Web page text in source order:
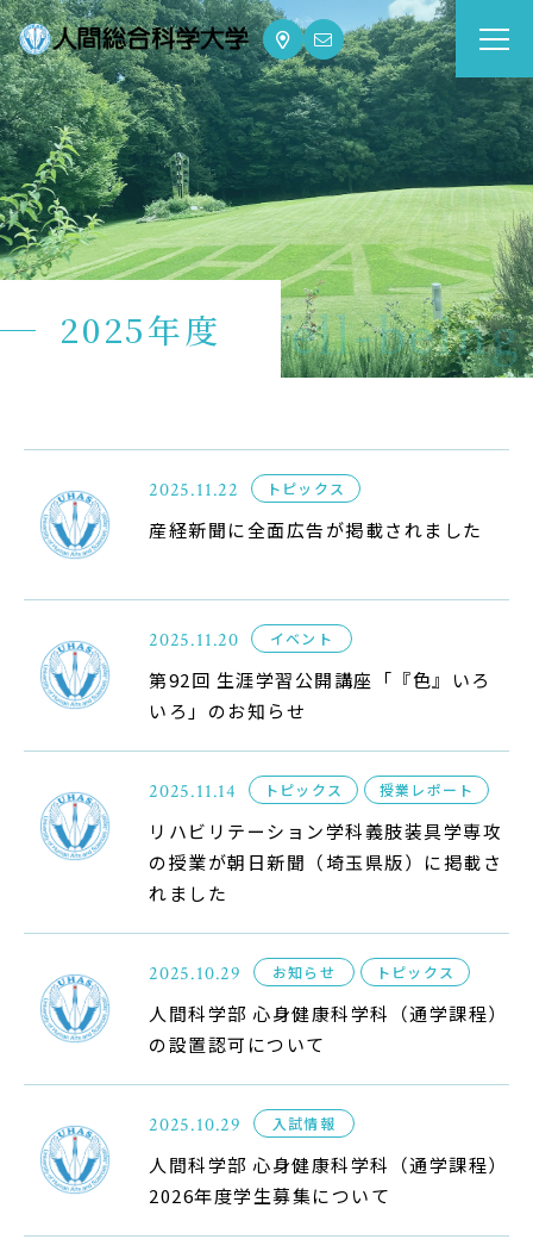
大学案内
Guide
学部・大学院
Department
資格・就職
入学案内
Admission
入試イベント
OpenCampus
地域連携・研究
Cooperation&Research
アクセス
Access
大学院
受験生の方
卒業生の方
for Well-being
2025年度
2025.11.22 トピックス
産経新聞に全面広告が掲載されました
2025.11.20 イベント
第92回 生涯学習公開講座「『色』いろ
いろ」のお知らせ
2025.11.14 トピックス 授業レポート
リハビリテーション学科義肢装具学専攻
の授業が朝日新聞（埼玉県版）に掲載さ
れました
2025.10.29 お知らせ トピックス
人間科学部 心身健康科学科（通学課程）
の設置認可について
2025.10.29 入試情報
人間科学部 心身健康科学科（通学課程）
2026年度学生募集について